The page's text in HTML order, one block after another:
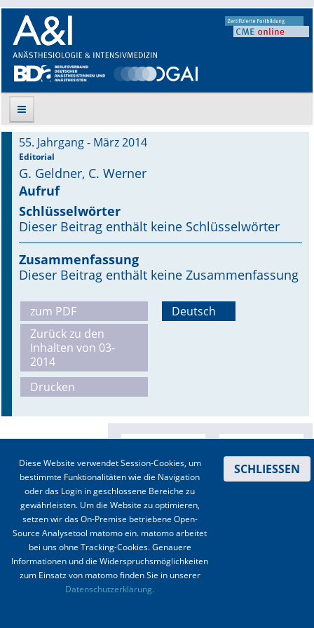
Suche
Aktuelle Ausgabe
Leitlinien
Supplements
Supplements OrphanAnesthesia
Online First
A&I English
Bestell-Service
Stellenmarkt
Kongresskalender
55. Jahrgang - März 2014
Editorial
G. Geldner, C. Werner
Aufruf
Schlüsselwörter
Dieser Beitrag enthält keine Schlüsselwörter
Zusammenfassung
Dieser Beitrag enthält keine Zusammenfassung
zum PDF
Zurück zu den
Inhalten von 03-
2014
Drucken
Deutsch
Impressum Datenschutz
Diese Website verwendet Session-Cookies, um
bestimmte Funktionalitäten wie die Navigation
oder das Login in geschlossene Bereiche zu
gewährleisten. Um die Website zu optimieren,
setzen wir das On-Premise betriebene Open-
Source Analysetool matomo ein. matomo arbeitet
bei uns ohne Tracking-Cookies. Genauere
Informationen und die Widerspruchsmöglichkeiten
zum Einsatz von matomo finden Sie in unserer
Datenschutzerklärung.
SCHLIESSEN